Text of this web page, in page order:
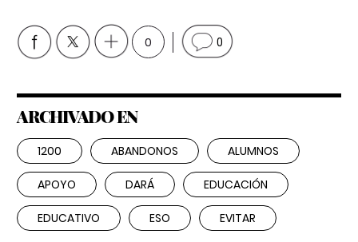
0 0
ARCHIVADO EN
1200 ABANDONOS ALUMNOS
APOYO DARÁ EDUCACIÓN
EDUCATIVO ESO EVITAR